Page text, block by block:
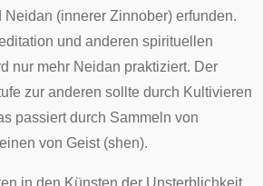
Neidan (innerer Zinnober) erfunden.
und anderen spirituellen
nur mehr Neidan praktiziert. Der
zur anderen sollte durch Kultivieren
passiert durch Sammeln von
von Geist (shen).
in den Künsten der Unsterblichkeit